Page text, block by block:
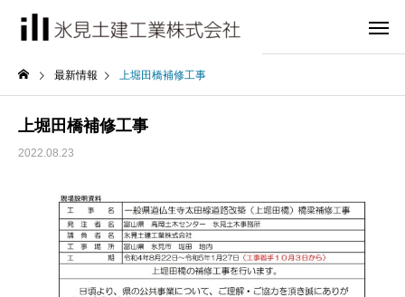
最新情報 上堀田橋補修工事
上堀田橋補修工事
2022.08.23